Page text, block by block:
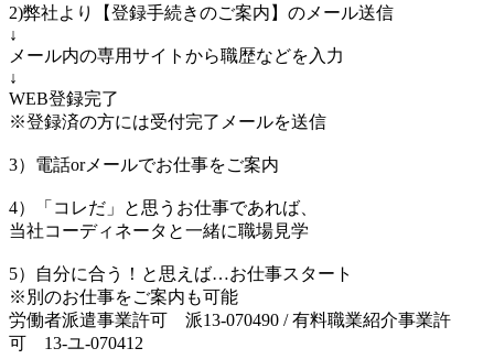
2)弊社より【登録手続きのご案内】のメール送信
↓
メール内の専用サイトから職歴などを入力
↓
WEB登録完了
※登録済の方には受付完了メールを送信
3）電話orメールでお仕事をご案内
4）「コレだ」と思うお仕事であれば、
当社コーディネータと一緒に職場見学
5）自分に合う！と思えば…お仕事スタート
※別のお仕事をご案内も可能
労働者派遣事業許可 派13-070490 / 有料職業紹介事業許
可 13-ユ-070412